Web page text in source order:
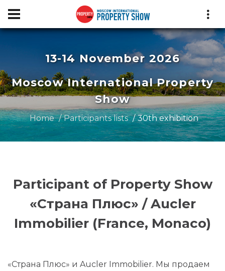
13-14 November 2026
Moscow International Property
Show
Home Participants lists 30th exhibition
Participant of Property Show
«Страна Плюс» / Aucler
Immobilier (France, Monaco)
«Страна Плюс» и Aucler Immobilier. Мы продаем